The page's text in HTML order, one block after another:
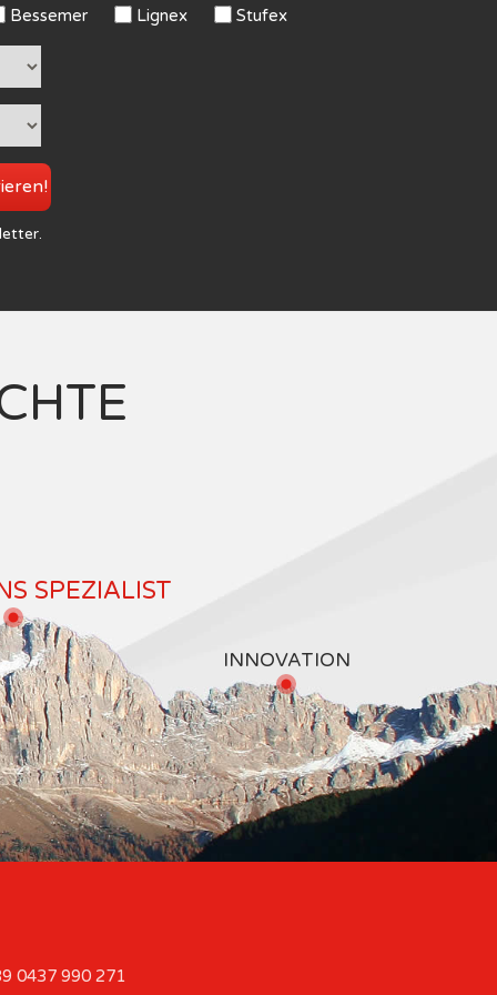
Bessemer Lignex Stufex
SPEZIALIST
INNOVATION
0437 990 271